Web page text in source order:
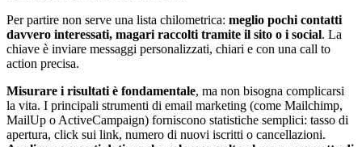
Per partire non serve una lista chilometrica: meglio pochi contatti
davvero interessati, magari raccolti tramite il sito o i social. La
chiave è inviare messaggi personalizzati, chiari e con una call to
action precisa.
Misurare i risultati è fondamentale, ma non bisogna complicarsi
la vita. I principali strumenti di email marketing (come Mailchimp,
MailUp o ActiveCampaign) forniscono statistiche semplici: tasso di
apertura, click sui link, numero di nuovi iscritti o cancellazioni.